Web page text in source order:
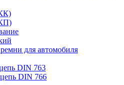
для автомобиля
DIN 763
DIN 766